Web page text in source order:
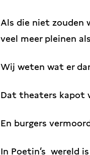
Als die niet zouden
veel meer pleinen
Wij weten wat er
Dat theaters kapot
En burgers
In Poetin’s wereld